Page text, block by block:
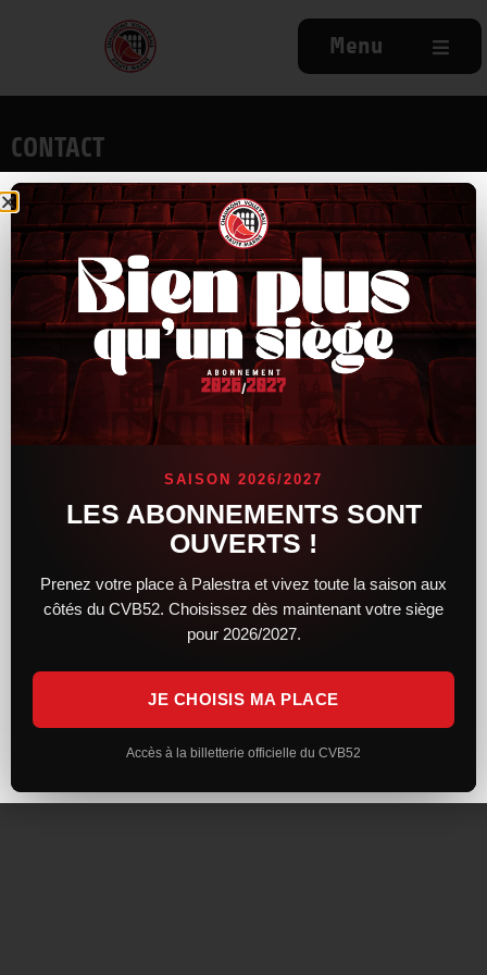
Menu
CONTACT
9, rue Antoine de St-Exupéry
52000 Chaumont
03.25.31.79.34
NAVIGATION
Accueil
Actu
Billetterie
SUIVEZ-NOUS
Inscrivez-vous à la Newsletter
SAISON 2026/2027
LES ABONNEMENTS SONT
OUVERTS !
Prenez votre place à Palestra et vivez toute la saison aux
côtés du CVB52. Choisissez dès maintenant votre siège
pour 2026/2027.
JE CHOISIS MA PLACE
Accès à la billetterie officielle du CVB52